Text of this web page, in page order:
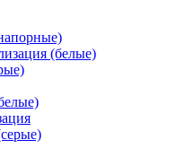
(белые)